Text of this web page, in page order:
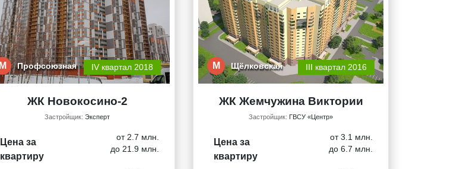
М Профсоюзная IV квартал 2018
ЖК Новокосино-2
Застройщик: Эксперт
Цена за
квартиру
от 2.7 млн.
до 21.9 млн.
М Щёлковская III квартал 2016
ЖК Жемчужина Виктории
Застройщик: ГВСУ «Центр»
Цена за
квартиру
от 3.1 млн.
до 6.7 млн.